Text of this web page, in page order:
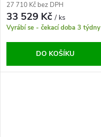
27 710 Kč bez DPH
33 529 Kč/ ks
Vyrábí se - čekací doba 3 týdny
DO KOŠÍKU